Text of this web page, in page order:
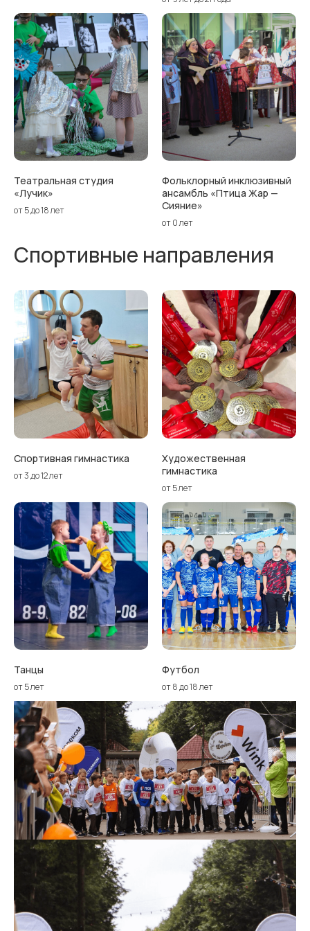
Театральная студия
«Лучик»
от 5 до 18 лет
Фольклорный инклюзивный
ансамбль «Птица Жар —
Сияние»
от 0 лет
Спортивные направления
Спортивная гимнастика
от 3 до 12 лет
Художественная
гимнастика
от 5 лет
Танцы
от 5 лет
Футбол
от 8 до 18 лет